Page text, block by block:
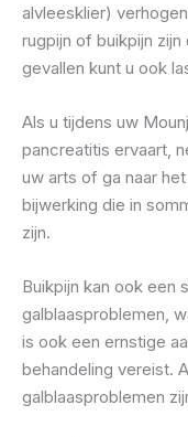
alvleesklier)
rugpijn of buikpijn
gevallen kunt u ook
Als u tijdens uw
pancreatitis ervaart,
uw arts of ga naar
bijwerking die in
zijn.
Buikpijn kan ook een
galblaasproblemen,
is ook een ernstige
behandeling vereist.
galblaasproblemen